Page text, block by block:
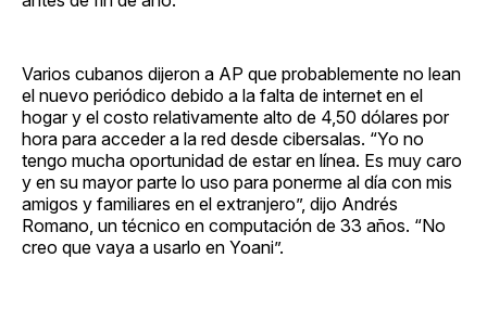
Varios cubanos dijeron a AP que probablemente no lean
el nuevo periódico debido a la falta de internet en el
hogar y el costo relativamente alto de 4,50 dólares por
hora para acceder a la red desde cibersalas. “Yo no
tengo mucha oportunidad de estar en línea. Es muy caro
y en su mayor parte lo uso para ponerme al día con mis
amigos y familiares en el extranjero”, dijo Andrés
Romano, un técnico en computación de 33 años. “No
creo que vaya a usarlo en Yoani”.